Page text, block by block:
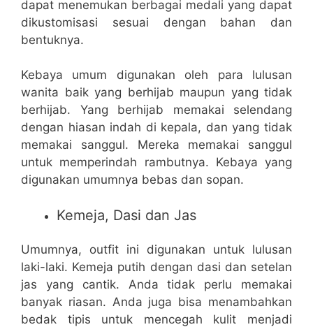
dapat menemukan berbagai medali yang dapat
dikustomisasi sesuai dengan bahan dan
bentuknya.
Kebaya umum digunakan oleh para lulusan
wanita baik yang berhijab maupun yang tidak
berhijab. Yang berhijab memakai selendang
dengan hiasan indah di kepala, dan yang tidak
memakai sanggul. Mereka memakai sanggul
untuk memperindah rambutnya. Kebaya yang
digunakan umumnya bebas dan sopan.
Kemeja, Dasi dan Jas
Umumnya, outfit ini digunakan untuk lulusan
laki-laki. Kemeja putih dengan dasi dan setelan
jas yang cantik. Anda tidak perlu memakai
banyak riasan. Anda juga bisa menambahkan
bedak tipis untuk mencegah kulit menjadi